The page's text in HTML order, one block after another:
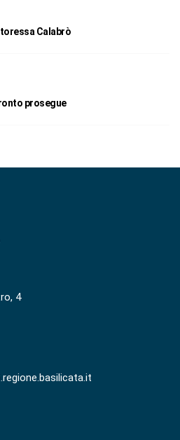
Calabrò
prosegue
4